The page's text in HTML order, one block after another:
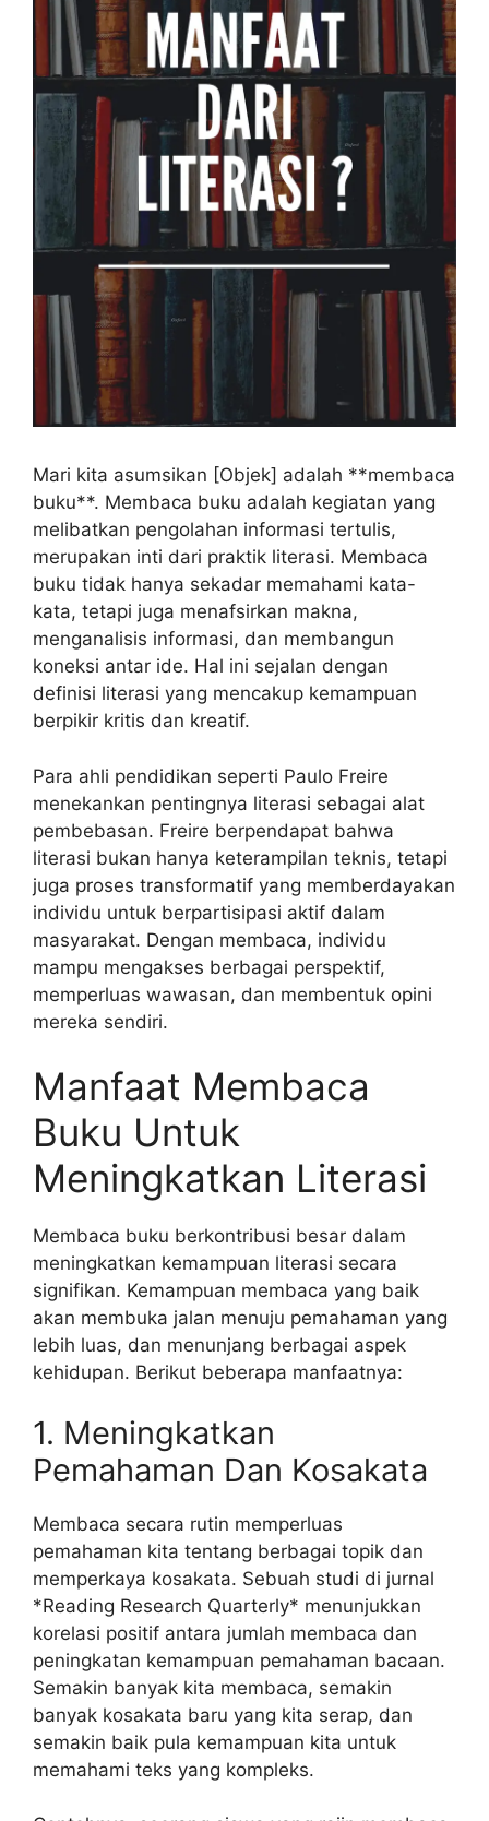
Mari kita asumsikan [Objek] adalah **membaca
buku**. Membaca buku adalah kegiatan yang
melibatkan pengolahan informasi tertulis,
merupakan inti dari praktik literasi. Membaca
buku tidak hanya sekadar memahami kata-
kata, tetapi juga menafsirkan makna,
menganalisis informasi, dan membangun
koneksi antar ide. Hal ini sejalan dengan
definisi literasi yang mencakup kemampuan
berpikir kritis dan kreatif.
Para ahli pendidikan seperti Paulo Freire
menekankan pentingnya literasi sebagai alat
pembebasan. Freire berpendapat bahwa
literasi bukan hanya keterampilan teknis, tetapi
juga proses transformatif yang memberdayakan
individu untuk berpartisipasi aktif dalam
masyarakat. Dengan membaca, individu
mampu mengakses berbagai perspektif,
memperluas wawasan, dan membentuk opini
mereka sendiri.
Manfaat Membaca
Buku Untuk
Meningkatkan Literasi
Membaca buku berkontribusi besar dalam
meningkatkan kemampuan literasi secara
signifikan. Kemampuan membaca yang baik
akan membuka jalan menuju pemahaman yang
lebih luas, dan menunjang berbagai aspek
kehidupan. Berikut beberapa manfaatnya:
1. Meningkatkan
Pemahaman Dan Kosakata
Membaca secara rutin memperluas
pemahaman kita tentang berbagai topik dan
memperkaya kosakata. Sebuah studi di jurnal
*Reading Research Quarterly* menunjukkan
korelasi positif antara jumlah membaca dan
peningkatan kemampuan pemahaman bacaan.
Semakin banyak kita membaca, semakin
banyak kosakata baru yang kita serap, dan
semakin baik pula kemampuan kita untuk
memahami teks yang kompleks.